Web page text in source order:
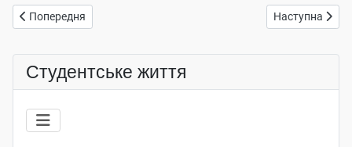
Попередня стаття: Стипендія Президента України
Попередня Наступна
Наступна
Студентське життя